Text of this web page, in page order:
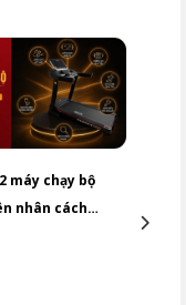
máy chạy bộ
nhân cách